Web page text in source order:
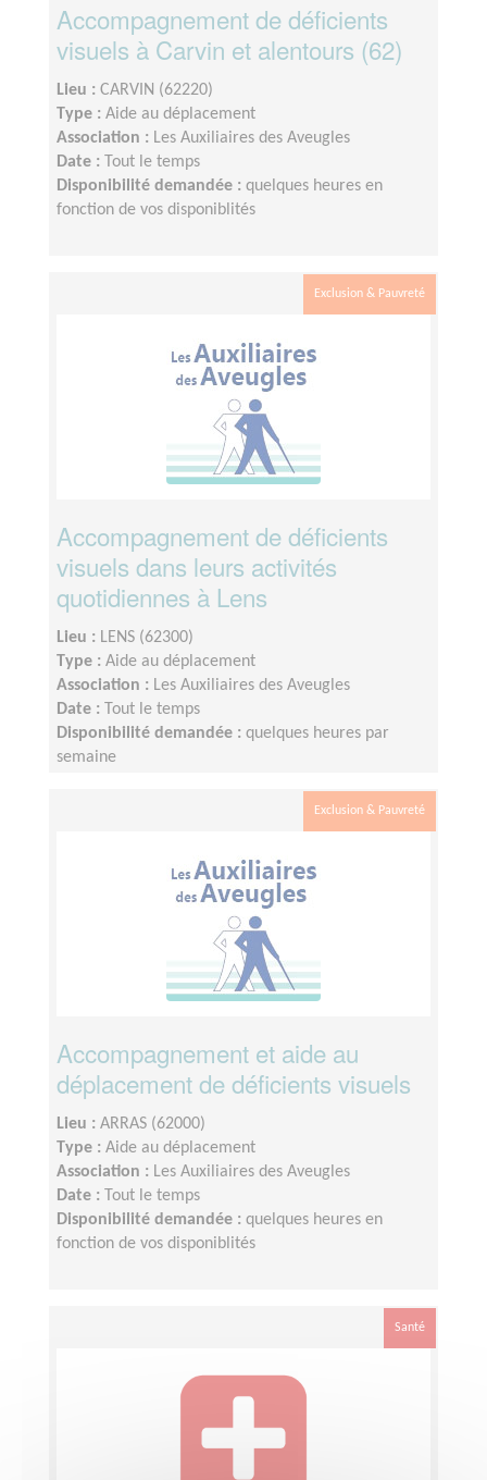
Accompagnement de déficients
visuels à Carvin et alentours (62)
Lieu : CARVIN (62220)
Type : Aide au déplacement
Association : Les Auxiliaires des Aveugles
Date :
Tout le temps
Disponibilité demandée : quelques heures en
fonction de vos disponiblités
Exclusion & Pauvreté
Accompagnement de déficients
visuels dans leurs activités
quotidiennes à Lens
Lieu : LENS (62300)
Type : Aide au déplacement
Association : Les Auxiliaires des Aveugles
Date :
Tout le temps
Disponibilité demandée : quelques heures par
semaine
Exclusion & Pauvreté
Accompagnement et aide au
déplacement de déficients visuels
Lieu : ARRAS (62000)
Type : Aide au déplacement
Association : Les Auxiliaires des Aveugles
Date :
Tout le temps
Disponibilité demandée : quelques heures en
fonction de vos disponiblités
Santé